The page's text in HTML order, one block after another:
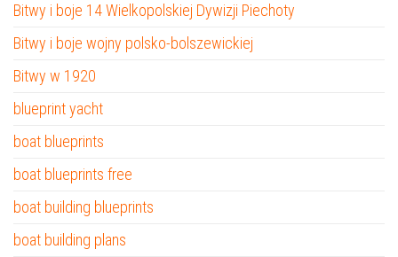
Bitwy i boje 14 Wielkopolskiej Dywizji Piechoty
Bitwy i boje wojny polsko-bolszewickiej
Bitwy w 1920
blueprint yacht
boat blueprints
boat blueprints free
boat building blueprints
boat building plans